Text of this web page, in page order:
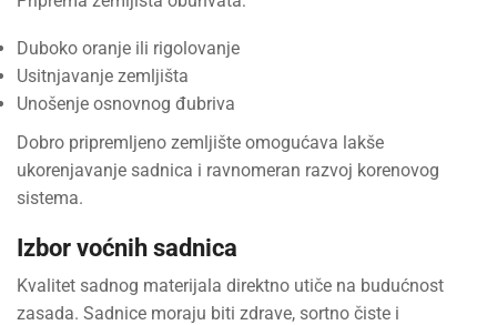
Duboko oranje ili rigolovanje
Usitnjavanje zemljišta
Unošenje osnovnog đubriva
Dobro pripremljeno zemljište omogućava lakše
ukorenjavanje sadnica i ravnomeran razvoj korenovog
sistema.
Izbor voćnih sadnica
Kvalitet sadnog materijala direktno utiče na budućnost
zasada. Sadnice moraju biti zdrave, sortno čiste i